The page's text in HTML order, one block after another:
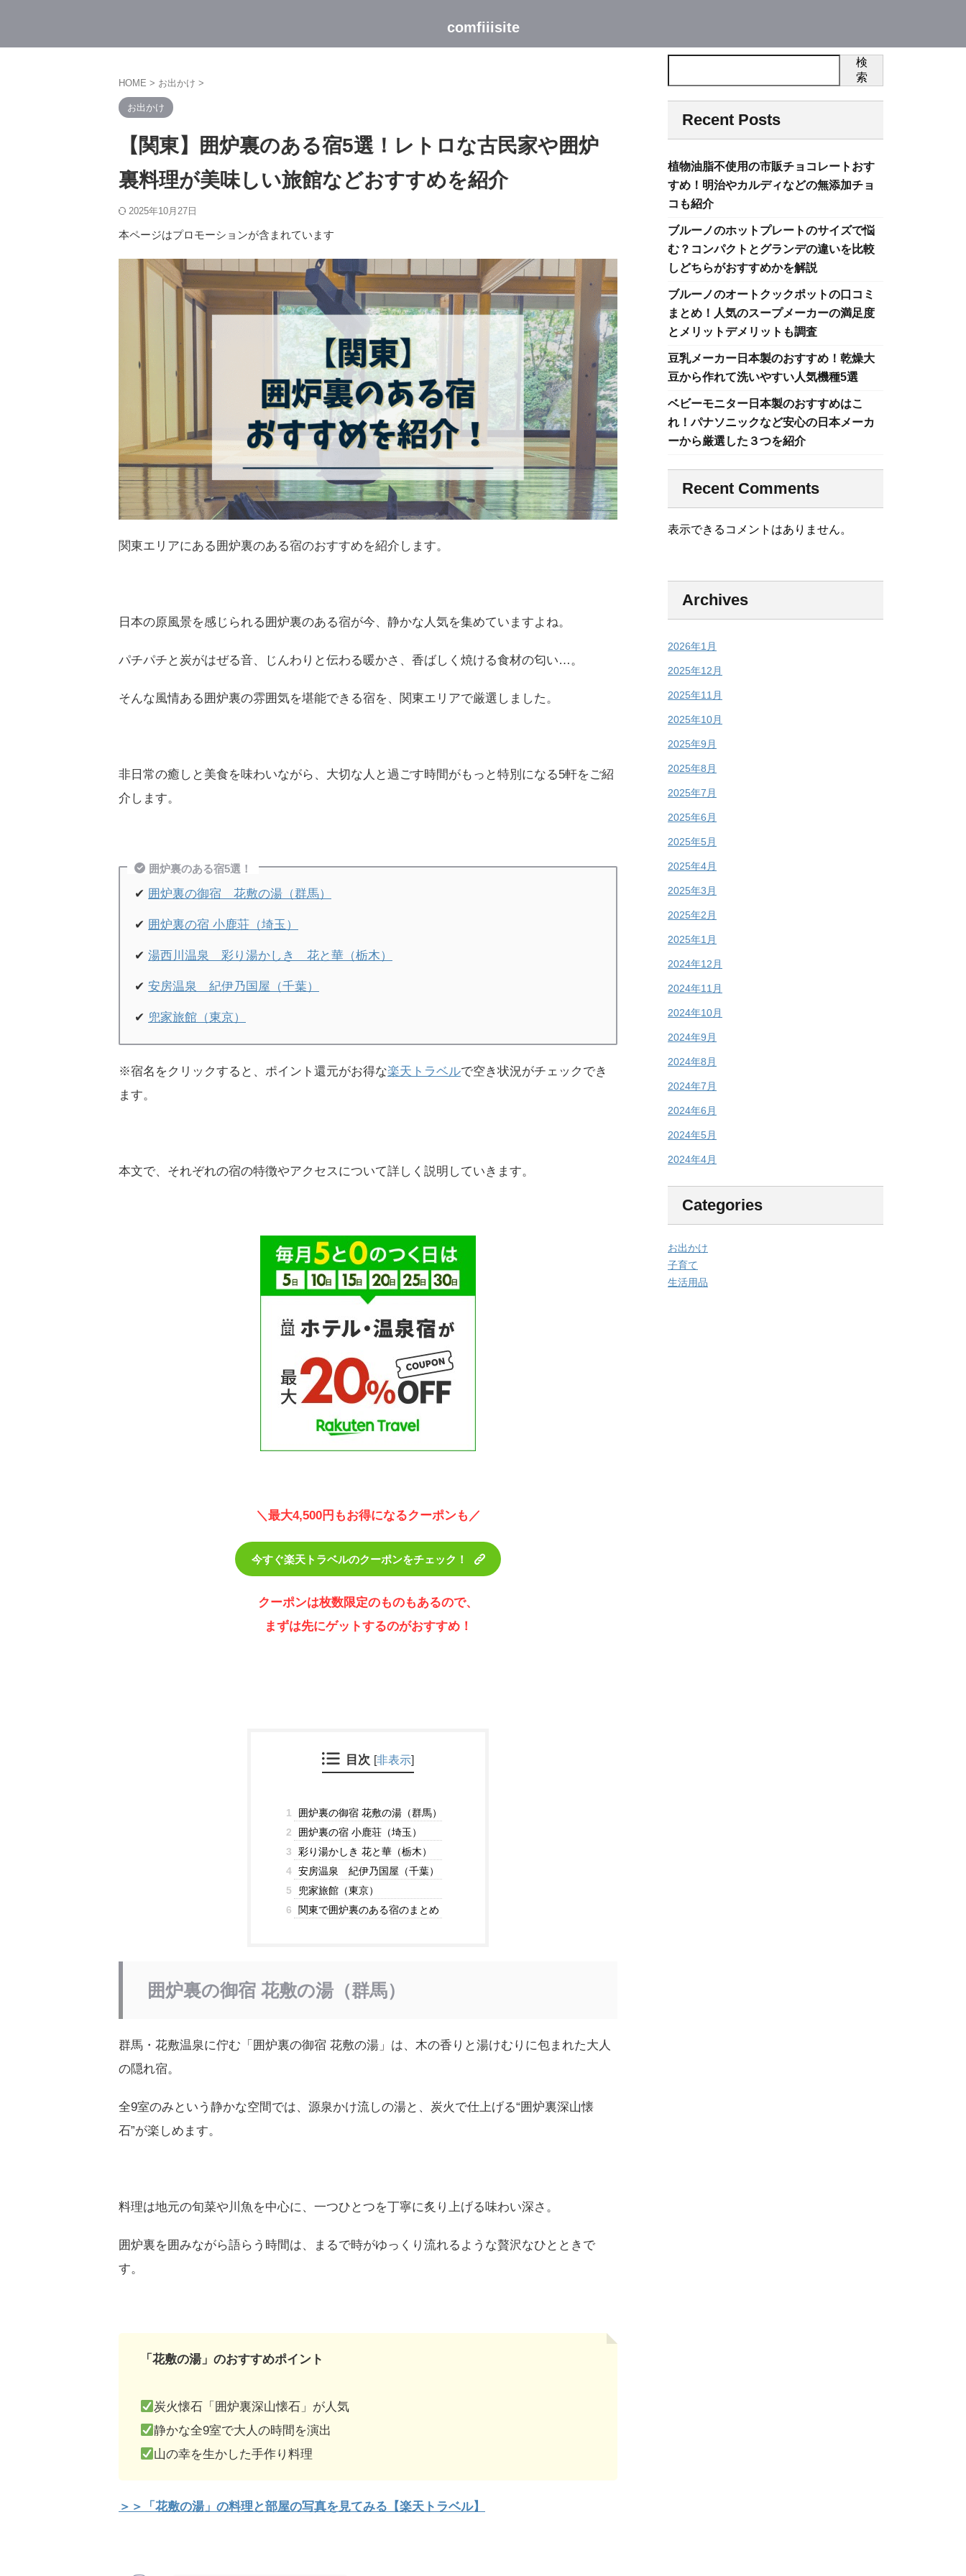
comfiiisite
HOME > お出かけ >
お出かけ
【関東】囲炉裏のある宿5選！レトロな古民家や囲炉
裏料理が美味しい旅館などおすすめを紹介
2025年10月27日
本ページはプロモーションが含まれています
関東エリアにある囲炉裏のある宿のおすすめを紹介します。
日本の原風景を感じられる囲炉裏のある宿が今、静かな人気を集めていますよね。
パチパチと炭がはぜる音、じんわりと伝わる暖かさ、香ばしく焼ける食材の匂い…。
そんな風情ある囲炉裏の雰囲気を堪能できる宿を、関東エリアで厳選しました。
非日常の癒しと美食を味わいながら、大切な人と過ごす時間がもっと特別になる5軒をご紹
介します。
囲炉裏のある宿5選！
✔ 囲炉裏の御宿 花敷の湯（群馬）
✔ 囲炉裏の宿 小鹿荘（埼玉）
✔ 湯西川温泉 彩り湯かしき 花と華（栃木）
✔ 安房温泉 紀伊乃国屋（千葉）
✔ 兜家旅館（東京）
※宿名をクリックすると、ポイント還元がお得な楽天トラベルで空き状況がチェックでき
ます。
本文で、それぞれの宿の特徴やアクセスについて詳しく説明していきます。
＼最大4,500円もお得になるクーポンも／
今すぐ楽天トラベルのクーポンをチェック！
クーポンは枚数限定のものもあるので、
まずは先にゲットするのがおすすめ！
目次 [非表示]
1
囲炉裏の御宿 花敷の湯（群馬）
2
囲炉裏の宿 小鹿荘（埼玉）
3
彩り湯かしき 花と華（栃木）
4 安房温泉 紀伊乃国屋（千葉）
5
兜家旅館（東京）
6
関東で囲炉裏のある宿のまとめ
囲炉裏の御宿 花敷の湯（群馬）
群馬・花敷温泉に佇む「囲炉裏の御宿 花敷の湯」は、木の香りと湯けむりに包まれた大人
の隠れ宿。
全9室のみという静かな空間では、源泉かけ流しの湯と、炭火で仕上げる“囲炉裏深山懐
石”が楽しめます。
料理は地元の旬菜や川魚を中心に、一つひとつを丁寧に炙り上げる味わい深さ。
囲炉裏を囲みながら語らう時間は、まるで時がゆっくり流れるような贅沢なひとときで
す。
「花敷の湯」のおすすめポイント
炭火懐石「囲炉裏深山懐石」が人気
静かな全9室で大人の時間を演出
山の幸を生かした手作り料理
＞＞「花敷の湯」の料理と部屋の写真を見てみる【楽天トラベル】
検
索
Recent Posts
植物油脂不使用の市販チョコレートおす
すめ！明治やカルディなどの無添加チョ
コも紹介
ブルーノのホットプレートのサイズで悩
む？コンパクトとグランデの違いを比較
しどちらがおすすめかを解説
ブルーノのオートクックポットの口コミ
まとめ！人気のスープメーカーの満足度
とメリットデメリットも調査
豆乳メーカー日本製のおすすめ！乾燥大
豆から作れて洗いやすい人気機種5選
ベビーモニター日本製のおすすめはこ
れ！パナソニックなど安心の日本メーカ
ーから厳選した３つを紹介
Recent Comments
表示できるコメントはありません。
Archives
2026年1月
2025年12月
2025年11月
2025年10月
2025年9月
2025年8月
2025年7月
2025年6月
2025年5月
2025年4月
2025年3月
2025年2月
2025年1月
2024年12月
2024年11月
2024年10月
2024年9月
2024年8月
2024年7月
2024年6月
2024年5月
2024年4月
Categories
お出かけ
子育て
生活用品